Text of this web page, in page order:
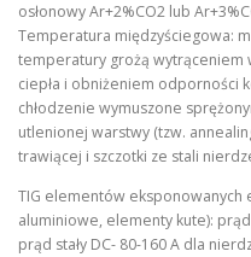
osłonowy Ar+2%CO2 lub
Temperatura międzyściegowa:
temperatury grożą wytrąceniem
ciepła i obniżeniem odporności
chłodzenie wymuszone
utlenionej warstwy (tzw.
trawiącej i szczotki ze stali
TIG elementów
aluminiowe, elementy kute):
prąd stały DC- 80-160 A dla